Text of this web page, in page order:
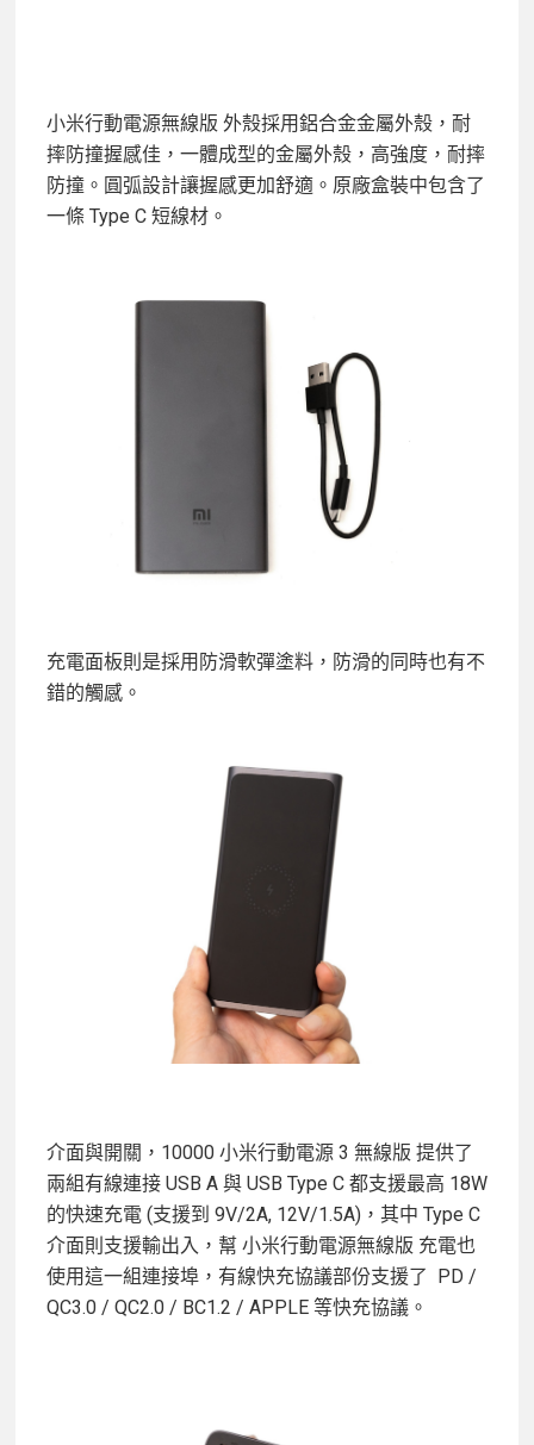
小米行動電源無線版 外殼採用鋁合金金屬外殼，耐
摔防撞握感佳，一體成型的金屬外殼，高強度，耐摔
防撞。圓弧設計讓握感更加舒適。原廠盒裝中包含了
一條 Type C 短線材。
充電面板則是採用防滑軟彈塗料，防滑的同時也有不
錯的觸感。
介面與開關，10000 小米行動電源 3 無線版 提供了
兩組有線連接 USB A 與 USB Type C 都支援最高 18W
的快速充電 (支援到 9V/2A, 12V/1.5A)，其中 Type C
介面則支援輸出入，幫 小米行動電源無線版 充電也
使用這一組連接埠，有線快充協議部份支援了 PD /
QC3.0 / QC2.0 / BC1.2 / APPLE 等快充協議。